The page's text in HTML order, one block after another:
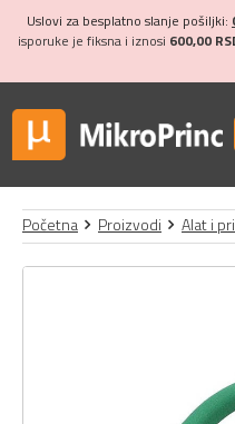
Uslovi za besplatno slanje pošiljki:
isporuke je fiksna i iznosi 600,00
Početna Proizvodi Alat i